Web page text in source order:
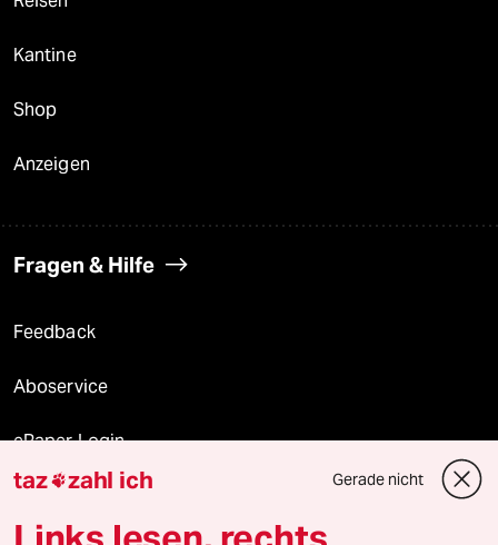
Kantine
Shop
Anzeigen
Fragen & Hilfe
Feedback
Aboservice
ePaper Login
Downloads für Abonnierende
taz zahl ich Gerade nicht